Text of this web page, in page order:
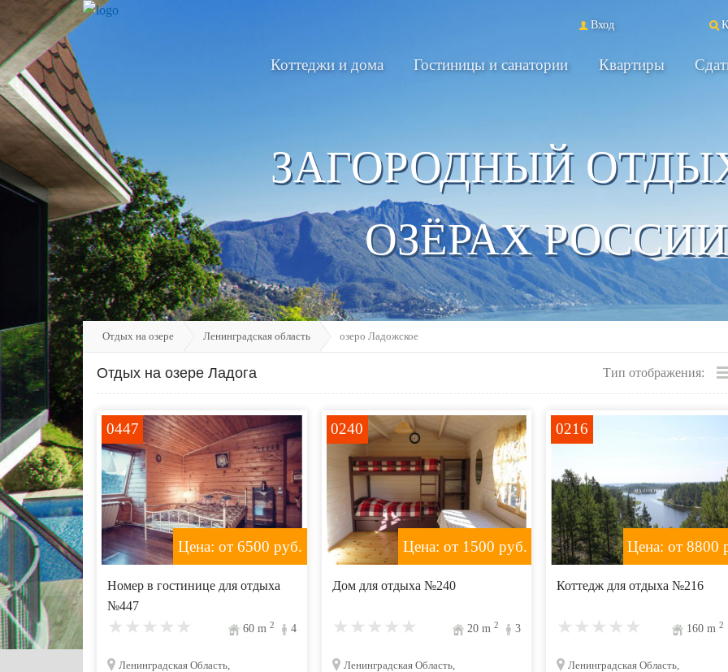
Вход
Коттеджи и дома Гостиницы и санатории Квартиры
ЗАГОРОДНЫЙ
ОЗЁРАХ РОССИИ
Отдых на озере Ленинградская область озеро Ладожское
Отдых на озере Ладога Тип отображения:
0447
Цена: от 6500 руб.
Номер в гостинице для отдыха
№447
60m 2 4
Ленинградская Область,
0240
Цена: от 1500 руб.
Дом для отдыха №240
20 m2 3
Ленинградская Область,
0216
Цена: от 8800
Коттедж для отдыха №216
160m 2
Ленинградская Область,